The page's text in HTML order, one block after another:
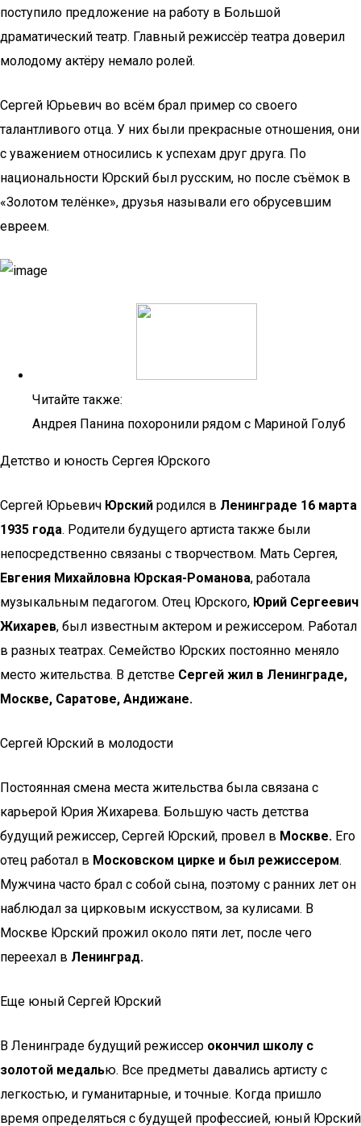
поступило предложение на работу в Большой
драматический театр. Главный режиссёр театра доверил
молодому актёру немало ролей.
Сергей Юрьевич во всём брал пример со своего
талантливого отца. У них были прекрасные отношения, они
с уважением относились к успехам друг друга. По
национальности Юрский был русским, но после съёмок в
«Золотом телёнке», друзья называли его обрусевшим
евреем.
Читайте также:
Андрея Панина похоронили рядом с Мариной Голуб
Детство и юность Сергея Юрского
Сергей Юрьевич Юрский родился в Ленинграде 16 марта
1935 года. Родители будущего артиста также были
непосредственно связаны с творчеством. Мать Сергея,
Евгения Михайловна Юрская-Романова, работала
музыкальным педагогом. Отец Юрского, Юрий Сергеевич
Жихарев, был известным актером и режиссером. Работал
в разных театрах. Семейство Юрских постоянно меняло
место жительства. В детстве Сергей жил в Ленинграде,
Москве, Саратове, Андижане.
Сергей Юрский в молодости
Постоянная смена места жительства была связана с
карьерой Юрия Жихарева. Большую часть детства
будущий режиссер, Сергей Юрский, провел в Москве. Его
отец работал в Московском цирке и был режиссером.
Мужчина часто брал с собой сына, поэтому с ранних лет он
наблюдал за цирковым искусством, за кулисами. В
Москве Юрский прожил около пяти лет, после чего
переехал в Ленинград.
Еще юный Сергей Юрский
В Ленинграде будущий режиссер окончил школу с
золотой медалью. Все предметы давались артисту с
легкостью, и гуманитарные, и точные. Когда пришло
время определяться с будущей профессией, юный Юрский